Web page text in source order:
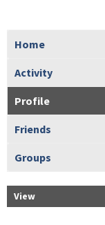
Home
Activity
Profile
Friends
Groups
View